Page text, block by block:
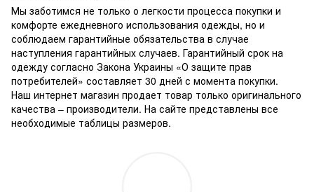
Мы заботимся не только о легкости процесса покупки и
комфорте ежедневного использования одежды, но и
соблюдаем гарантийные обязательства в случае
наступления гарантийных случаев. Гарантийный срок на
одежду согласно Закона Украины «О защите прав
потребителей» составляет 30 дней с момента покупки.
Наш интернет магазин продает товар только оригинального
качества – производители. На сайте представлены все
необходимые таблицы размеров.